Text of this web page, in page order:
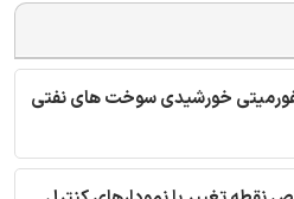
خورشیدی سوخت های نفتی